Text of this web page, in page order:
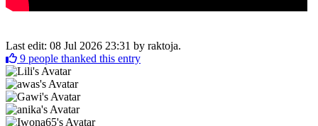
Last edit: 08 Jul 2026 23:31 by raktoja.
9 people thanked this entry